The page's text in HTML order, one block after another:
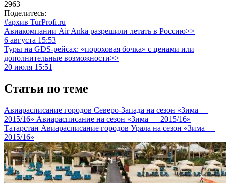
2963
Поделитесь:
#архив TurProfi.ru
Авиакомпании Air Anka разрешили летать в Россию>>
6 августа 15:53
Туры на GDS-рейсах: «пороховая бочка» с ценами или
дополнительные возможности>>
20 июля 15:51
Статьи по теме
Авиарасписание городов Северо-Запада на сезон «Зима —
2015/16» Авиарасписание на сезон «Зима — 2015/16»
Татарстан Авиарасписание городов Урала на сезон «Зима —
2015/16»